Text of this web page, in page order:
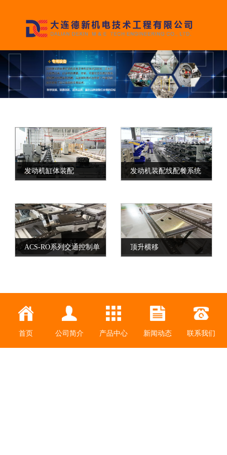
发动机缸体装配 发动机装配线配餐系统
ACS-RO系列交通控制单 顶升横移
首页 公司简介 产品中心 新闻动态 联系我们